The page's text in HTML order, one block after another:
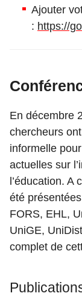
Ajouter
: https://
En décembre
chercheurs
informelle
actuelles sur
l’éducation. A
été
FORS, EHL,
UniGE,
complet de